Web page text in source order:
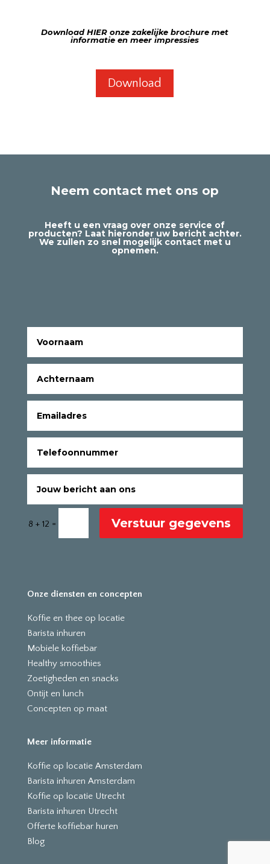
Download HIER onze zakelijke brochure met
informatie en meer impressies
Download
Neem contact met ons op
Heeft u een vraag over onze service of
producten? Laat hieronder uw bericht achter.
We zullen zo snel mogelijk contact met u
opnemen.
8 + 12 = Verstuur gegevens
Onze diensten en concepten
Koffie en thee op locatie
Barista inhuren
Mobiele koffiebar
Healthy smoothies
Zoetigheden en snacks
Ontijt en lunch
Concepten op maat
Meer informatie
Koffie op locatie Amsterdam
Barista inhuren Amsterdam
Koffie op locatie Utrecht
Barista inhuren Utrecht
Offerte koffiebar huren
Blog